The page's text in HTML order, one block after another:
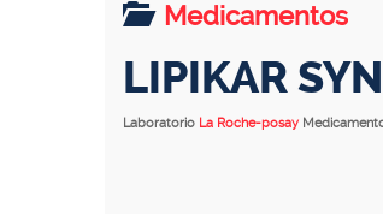
Medicamentos
LIPIKAR
Laboratorio La Roche-posay